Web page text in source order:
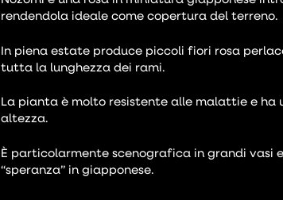
rendendola ideale come copertura del terreno.
In piena estate produce piccoli fiori rosa
tutta la lunghezza dei rami.
La pianta è molto resistente alle malattie e ha
altezza.
È particolarmente scenografica in grandi vasi
“speranza” in giapponese.